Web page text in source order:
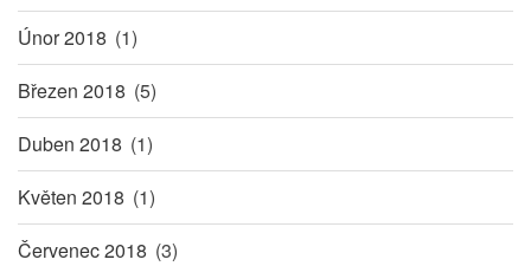
Únor 2018 (1)
Březen 2018 (5)
Duben 2018 (1)
Květen 2018 (1)
Červenec 2018 (3)